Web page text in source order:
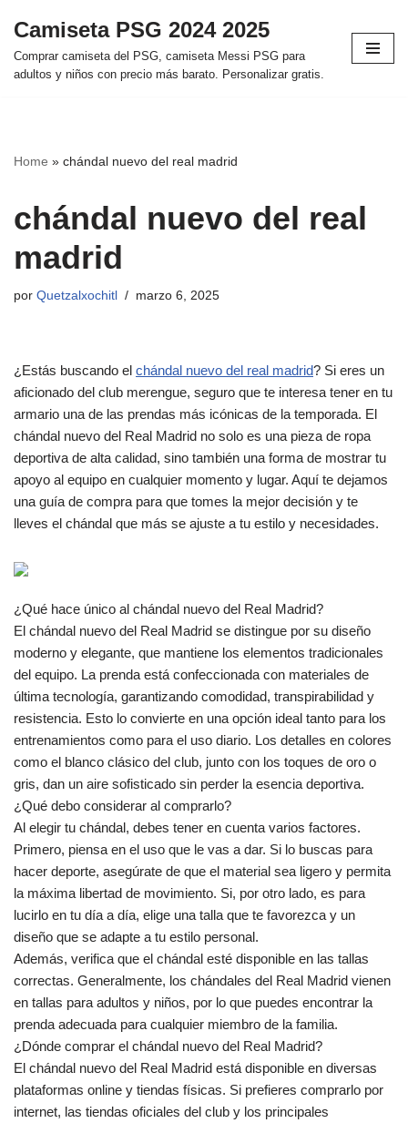
Saltar
al
Camiseta PSG 2024 2025
Comprar camiseta del PSG, camiseta Messi PSG para
adultos y niños con precio más barato. Personalizar gratis.
Home » chándal nuevo del real madrid
chándal nuevo del real
madrid
por Quetzalxochitl marzo 6, 2025
¿Estás buscando el chándal nuevo del real madrid? Si eres un
aficionado del club merengue, seguro que te interesa tener en tu
armario una de las prendas más icónicas de la temporada. El
chándal nuevo del Real Madrid no solo es una pieza de ropa
deportiva de alta calidad, sino también una forma de mostrar tu
apoyo al equipo en cualquier momento y lugar. Aquí te dejamos
una guía de compra para que tomes la mejor decisión y te
lleves el chándal que más se ajuste a tu estilo y necesidades.
¿Qué hace único al chándal nuevo del Real Madrid?
El chándal nuevo del Real Madrid se distingue por su diseño
moderno y elegante, que mantiene los elementos tradicionales
del equipo. La prenda está confeccionada con materiales de
última tecnología, garantizando comodidad, transpirabilidad y
resistencia. Esto lo convierte en una opción ideal tanto para los
entrenamientos como para el uso diario. Los detalles en colores
como el blanco clásico del club, junto con los toques de oro o
gris, dan un aire sofisticado sin perder la esencia deportiva.
¿Qué debo considerar al comprarlo?
Al elegir tu chándal, debes tener en cuenta varios factores.
Primero, piensa en el uso que le vas a dar. Si lo buscas para
hacer deporte, asegúrate de que el material sea ligero y permita
la máxima libertad de movimiento. Si, por otro lado, es para
lucirlo en tu día a día, elige una talla que te favorezca y un
diseño que se adapte a tu estilo personal.
Además, verifica que el chándal esté disponible en las tallas
correctas. Generalmente, los chándales del Real Madrid vienen
en tallas para adultos y niños, por lo que puedes encontrar la
prenda adecuada para cualquier miembro de la familia.
¿Dónde comprar el chándal nuevo del Real Madrid?
El chándal nuevo del Real Madrid está disponible en diversas
plataformas online y tiendas físicas. Si prefieres comprarlo por
internet, las tiendas oficiales del club y los principales